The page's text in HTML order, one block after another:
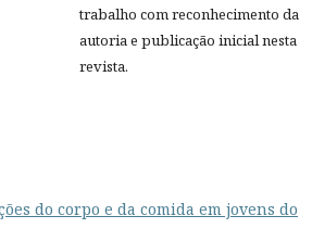
trabalho com reconhecimento da
autoria e publicação inicial nesta
revista.
do corpo e da comida em jovens do